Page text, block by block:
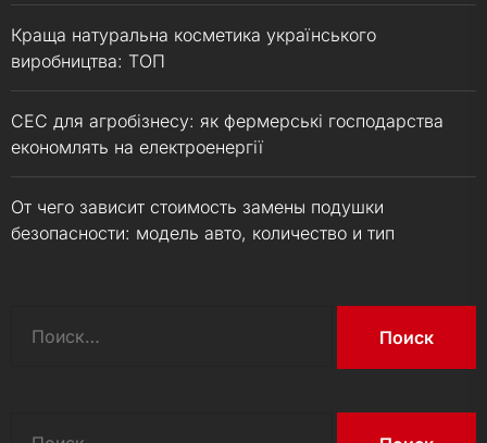
Краща натуральна косметика українського
виробництва: ТОП
СЕС для агробізнесу: як фермерські господарства
економлять на електроенергії
От чего зависит стоимость замены подушки
безопасности: модель авто, количество и тип